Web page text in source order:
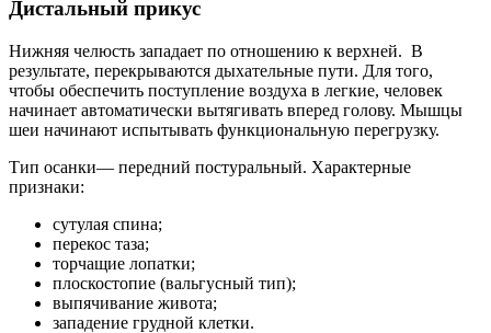
Дистальный прикус
Нижняя челюсть западает по отношению к верхней. В
результате, перекрываются дыхательные пути. Для того,
чтобы обеспечить поступление воздуха в легкие, человек
начинает автоматически вытягивать вперед голову. Мышцы
шеи начинают испытывать функциональную перегрузку.
Тип осанки— передний постуральный. Характерные
признаки:
сутулая спина;
перекос таза;
торчащие лопатки;
плоскостопие (вальгусный тип);
выпячивание живота;
западение грудной клетки.